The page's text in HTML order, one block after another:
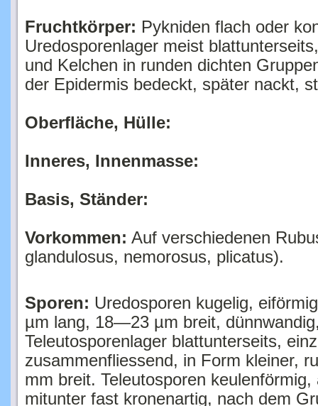
Uredosporenlager meist
und Kelchen in runden dichten
der Epidermis bedeckt, später nackt,
glandulosus, nemorosus, plicatus).
µm lang, 18—23 µm breit,
Teleutosporenlager blattunterseits,
zusammenfliessend, in Form kleiner,
mm breit. Teleutosporen
mitunter fast kronenartig, nach dem